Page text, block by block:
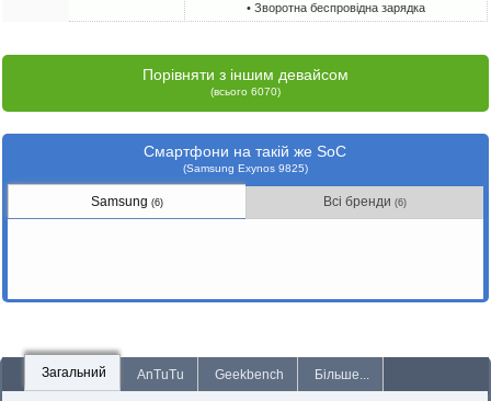
• Зворотна беспровідна зарядка
Порівняти з іншим девайсом
(всього 6070)
Смартфони на такій же SoC
(Samsung Exynos 9825)
Samsung (6) Всі бренди (6)
Загальний AnTuTu Geekbench Більше...